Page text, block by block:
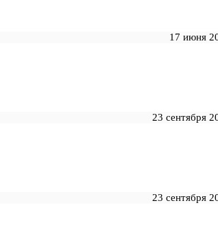
17 июня
23 сентября
23 сентября